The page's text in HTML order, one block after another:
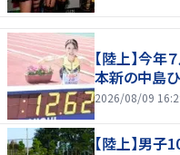
【陸上】今
本新の中島
2026/08/09
【陸上】男